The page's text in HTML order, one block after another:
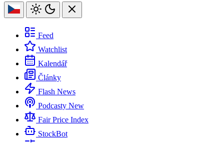
Feed
Watchlist
Kalendář
Články
Flash News
Podcasty New
Fair Price Index
StockBot